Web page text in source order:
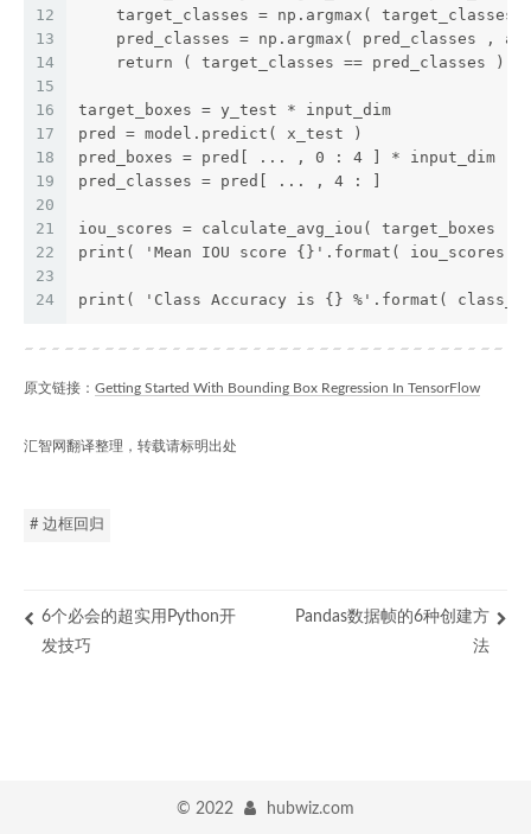
12
13
14
15
16
17
18
19
20
21
22
23
24
target_classes = np.argmax( target_classes
pred_classes = np.argmax( pred_classes ,
return ( target_classes == pred_classes
target_boxes = y_test * input_dim
pred = model.predict( x_test )
pred_boxes = pred[ ... , 0 : 4 ] * input_dim
pred_classes = pred[ ... , 4 : ]
iou_scores = calculate_avg_iou( target_boxes ,
print( 'Mean IOU score {}'.format(
print( 'Class Accuracy is {} %'.format(
原文链接： Getting Started With Bounding Box Regression In TensorFlow
汇智网翻译整理，转载请标明出处
# 边框回归
6个必会的超实用Python开
发技巧
Pandas数据帧的6种创建方
法
© 2022 hubwiz.com